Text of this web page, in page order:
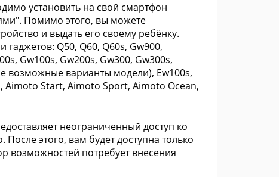
установить на свой смартфон
Помимо этого, вы можете
и выдать его своему ребёнку.
Q50, Q60, Q60s, Gw900,
Gw100s, Gw200s, Gw300, Gw300s,
возможные варианты модели), Ew100s,
Aimoto Start, Aimoto Sport, Aimoto Ocean,
неограниченный доступ ко
этого, вам будет доступна только
возможностей потребует внесения